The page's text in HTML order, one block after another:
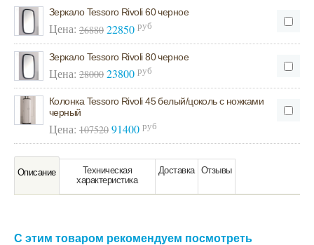
Зеркало Tessoro Rivoli 60 черное
Цена: 26880 22850 руб
Зеркало Tessoro Rivoli 80 черное
Цена: 28000 23800 руб
Колонка Tessoro Rivoli 45 белый/цоколь с ножками
черный
Цена: 107520 91400 руб
Oписание
Техническая
характeристика
Доставка Отзывы
С этим товаром рекомендуем посмотреть